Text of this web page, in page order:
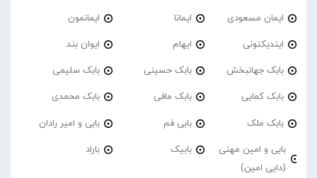
ایمان مسعودی ایمانا ایمانمون
ایندیکتونی ایهام ایوان بند
بابک جهانبخش بابک حسینی بابک سلیمی
بابک کمایی بابک مافی بابک محمدی
بابک ملک بابی فم بابی و امیر رادان
بابی و امین مهنی
(دایی امین)
بابیک باراد